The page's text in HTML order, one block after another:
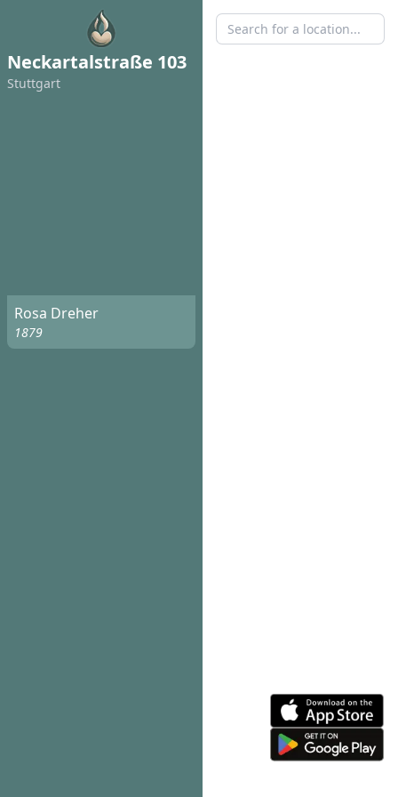
Neckartalstraße 103
Stuttgart
Rosa Dreher
1879